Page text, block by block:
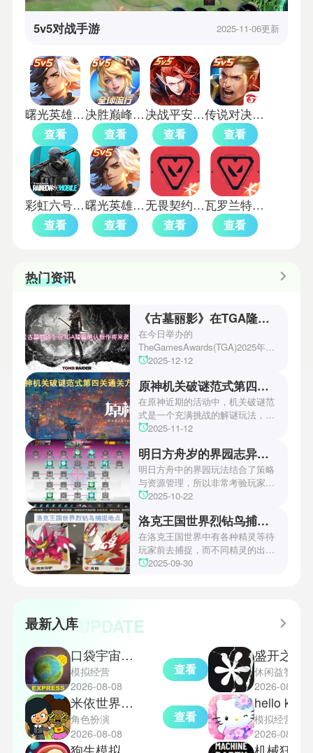
5v5对战手游 2025-11-06更新
曙光英雄小米渠道服
查看
决胜巅峰测试服
查看
决战平安京网易版
查看
传说对决台服
查看
彩虹六号m国际服
查看
曙光英雄国际服
查看
无畏契约测试版
查看
瓦罗兰特国际服
查看
热门资讯
《古墓丽影》在TGA隆重确认新作将来袭！
在今日举办的
TheGamesAwards(TGA)2025年度
游戏颁奖典礼中，古墓丽影系列公
场资讯让众多玩家们都非常期待！
本次官方也宣布游戏将于2027年登
陆PS5、Xbox以及PC平台！有兴
趣的玩家们可以继续留守鲶鱼网！
2025-12-12
原神机关破谜范式第四关通关方法
在原神近期的活动中，机关破谜范
式是一个充满挑战的解谜玩法，其
中第四关是许多玩家遇到困难的地
机关破谜范式第四关通关方法，助
玩家们能够顺利通关！有兴趣的玩
家们快来一起看看吧！
2025-11-12
明日方舟岁的界园志异攻略
明日方舟中的界园玩法结合了策略
与资源管理，所以非常考验玩家的
操作和规划能力。游戏里拥有先
丰富多样的角色体系足以满足不同
战术需求。电表倒转是界园中的核
心挑战之一，玩家需合理利用通宝
和特殊钱币进行资源转换。明日方
乐趣和探索深度，丰富了玩家的游
2025-10-22
洛克王国世界烈钻鸟捕捉地点
在洛克王国世界中有各种精灵等待
玩家前去捕捉，而不同精灵的出现
地点和捕捉方式也各不相同。有少
2025-09-30
最新入库UPDATE
口袋宇宙汉化版
模拟经营
2026-08-08
查看
米依世界安卓版
角色扮演
2026-08-08
查看
休闲益智
2026-08-08
模拟经营
2026-08-08